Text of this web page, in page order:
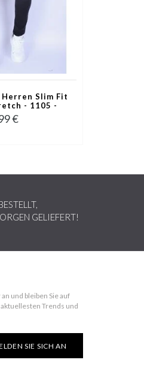
Slim Fit
- 1105 -
€
GELIEFERT!
und bleiben Sie auf
Trends und
SIE SICH AN